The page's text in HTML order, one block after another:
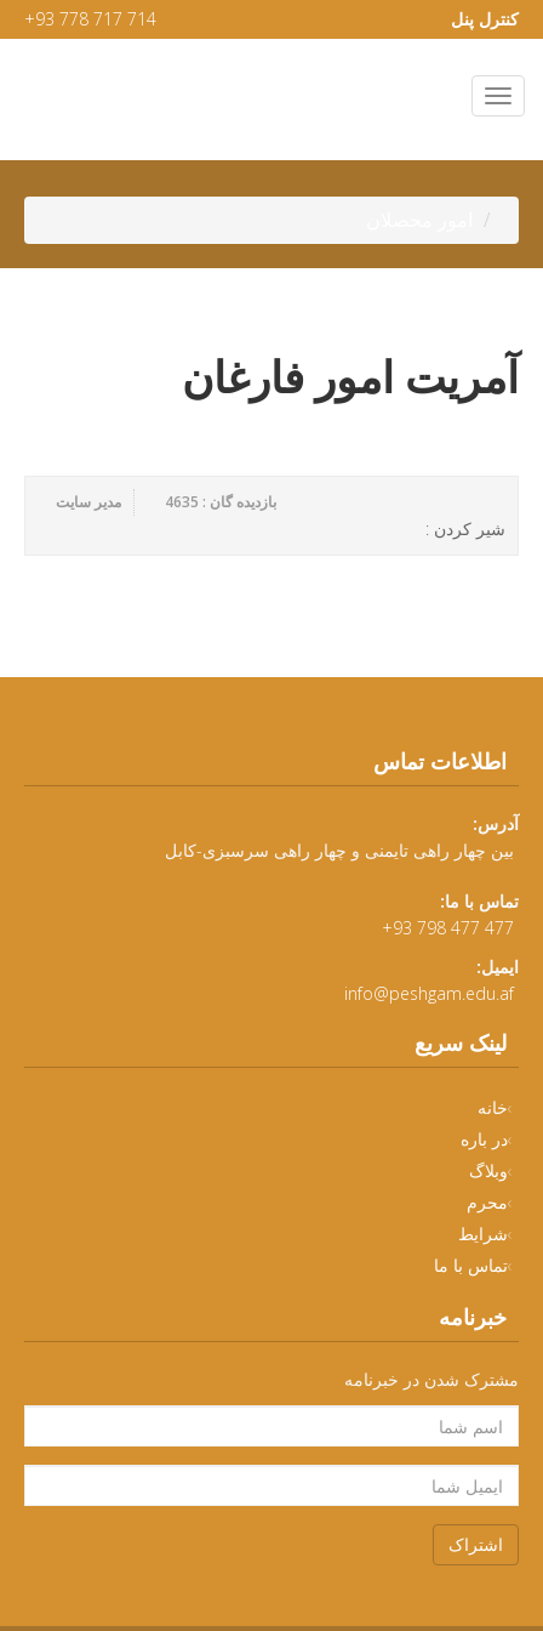
کنترل پنل +93 778 717 714
آمریت امور فارغان
مدیر سایت بازدیده گان : 4635
شیر کردن :
اطلاعات تماس
آدرس:
بین چهار راهی تایمنی و چهار راهی سرسبزی-کابل
تماس با ما:
+93 798 477 477
ایمیل:
info@peshgam.edu.af
لینک سریع
خانه
در باره
وبلاگ
محرم
شرایط
تماس با ما
خبرنامه
مشترک شدن در خبرنامه
اشتراک